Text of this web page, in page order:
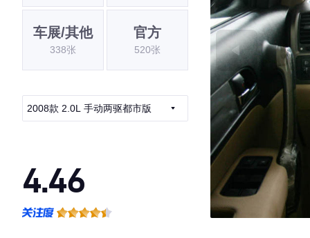
车展/其他
338张
官方
520张
2008款 2.0L 手动两驱都市版
4.46